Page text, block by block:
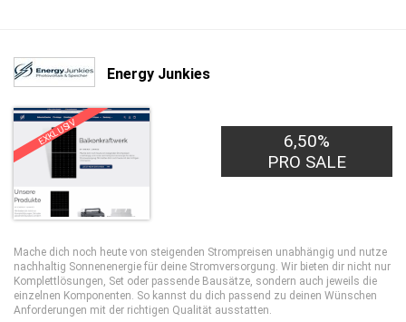
Energy Junkies
EXKLUSIV
6,50%
PRO SALE
Mache dich noch heute von steigenden Strompreisen unabhängig und nutze
nachhaltig Sonnenenergie für deine Stromversorgung. Wir bieten dir nicht nur
Komplettlösungen, Set oder passende Bausätze, sondern auch jeweils die
einzelnen Komponenten. So kannst du dich passend zu deinen Wünschen
Anforderungen mit der richtigen Qualität ausstatten.